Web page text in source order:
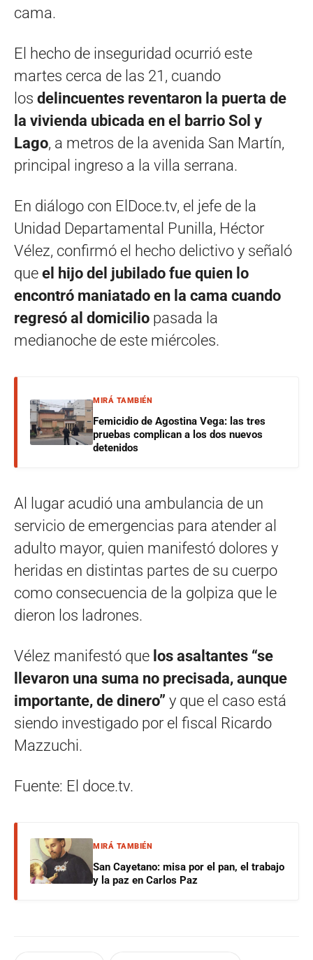
cama.
El hecho de inseguridad ocurrió este
martes cerca de las 21, cuando
los delincuentes reventaron la puerta de
la vivienda ubicada en el barrio Sol y
Lago, a metros de la avenida San Martín,
principal ingreso a la villa serrana.
En diálogo con ElDoce.tv, el jefe de la
Unidad Departamental Punilla, Héctor
Vélez, confirmó el hecho delictivo y señaló
que el hijo del jubilado fue quien lo
encontró maniatado en la cama cuando
regresó al domicilio pasada la
medianoche de este miércoles.
MIRÁ TAMBIÉN
Femicidio de Agostina Vega: las tres
pruebas complican a los dos nuevos
detenidos
Al lugar acudió una ambulancia de un
servicio de emergencias para atender al
adulto mayor, quien manifestó dolores y
heridas en distintas partes de su cuerpo
como consecuencia de la golpiza que le
dieron los ladrones.
Vélez manifestó que los asaltantes “se
llevaron una suma no precisada, aunque
importante, de dinero” y que el caso está
siendo investigado por el fiscal Ricardo
Mazzuchi.
Fuente: El doce.tv.
MIRÁ TAMBIÉN
San Cayetano: misa por el pan, el trabajo
y la paz en Carlos Paz